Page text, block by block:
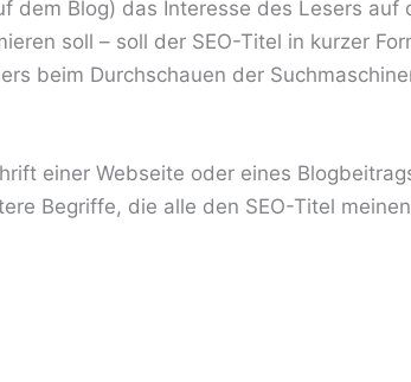
dem Blog) das Interesse des Lesers auf
soll – soll der SEO-Titel in kurzer
beim Durchschauen der
einer Webseite oder eines
Begriffe, die alle den SEO-Titel